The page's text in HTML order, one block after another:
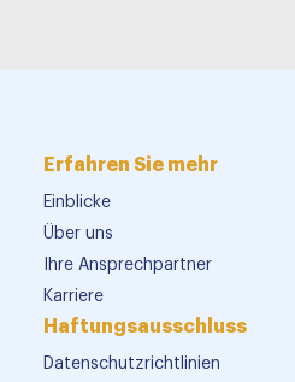
Erfahren Sie mehr
Einblicke
Über uns
Ihre Ansprechpartner
Karriere
Haftungsausschluss
Datenschutzrichtlinien